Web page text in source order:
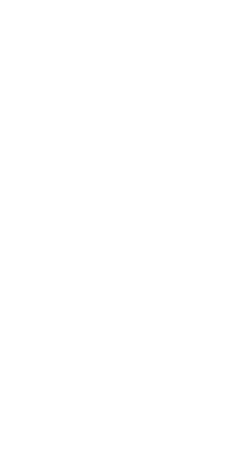
perto de mim
no Rio das Ostras
em Nova Friburgo
valor da consulta no Rio das Ostras
em crianças
psicopedagogia
Rio das Ostras
para casais
Nova Friburgo
de integração sensorial